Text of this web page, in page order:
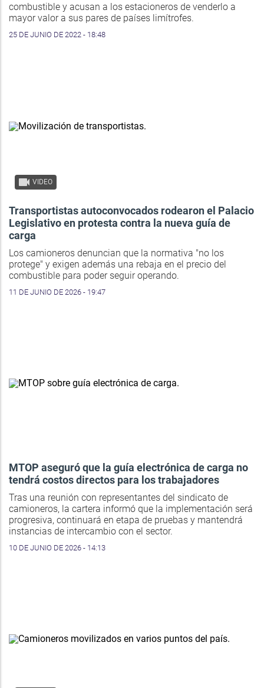
combustible y acusan a los estacioneros de venderlo a
mayor valor a sus pares de países limítrofes.
25 DE JUNIO DE 2022 - 18:48
VIDEO
Transportistas autoconvocados rodearon el Palacio
Legislativo en protesta contra la nueva guía de
carga
Los camioneros denuncian que la normativa "no los
protege" y exigen además una rebaja en el precio del
combustible para poder seguir operando.
11 DE JUNIO DE 2026 - 19:47
MTOP aseguró que la guía electrónica de carga no
tendrá costos directos para los trabajadores
Tras una reunión con representantes del sindicato de
camioneros, la cartera informó que la implementación será
progresiva, continuará en etapa de pruebas y mantendrá
instancias de intercambio con el sector.
10 DE JUNIO DE 2026 - 14:13